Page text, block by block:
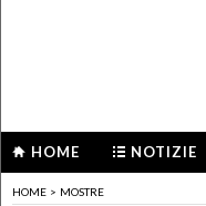
HOME NOTIZIE
HOME > MOSTRE